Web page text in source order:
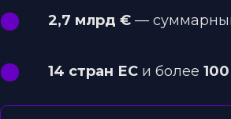
2,7 млрд € —
14 стран ЕС и более 100